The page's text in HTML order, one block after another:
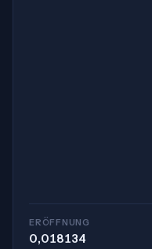
ERÖFFNUNG
0,018134